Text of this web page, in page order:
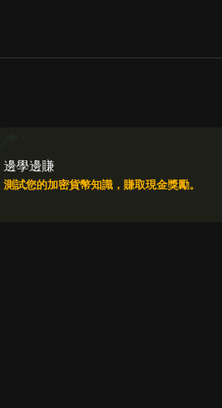
邊學邊賺
測試您的加密貨幣知識，賺取現金獎勵。